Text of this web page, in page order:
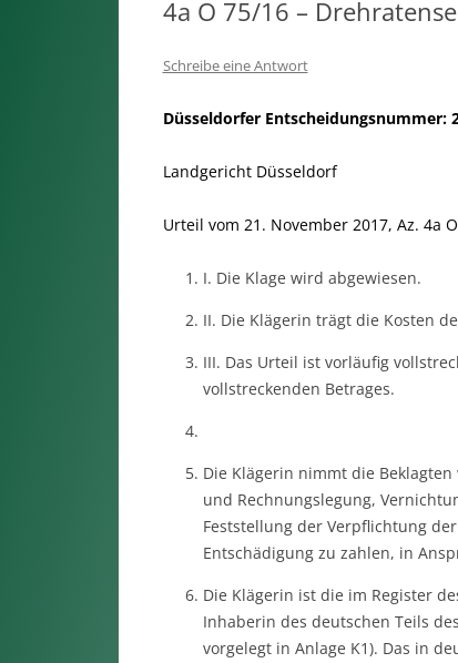
4a O 75/16 –
Schreibe eine Antwort
Düsseldorfer Entscheidungsnummer:
Landgericht Düsseldorf
Urteil vom 21. November 2017, Az. 4a
I. Die Klage wird abgewiesen.
II. Die Klägerin trägt die Kosten
III. Das Urteil ist vorläufig
vollstreckenden Betrages.
Die Klägerin nimmt die
und Rechnungslegung,
Feststellung der Verpflichtung
Entschädigung zu zahlen, in
Die Klägerin ist die im Register
Inhaberin des deutschen Teils
vorgelegt in Anlage K1). Das in